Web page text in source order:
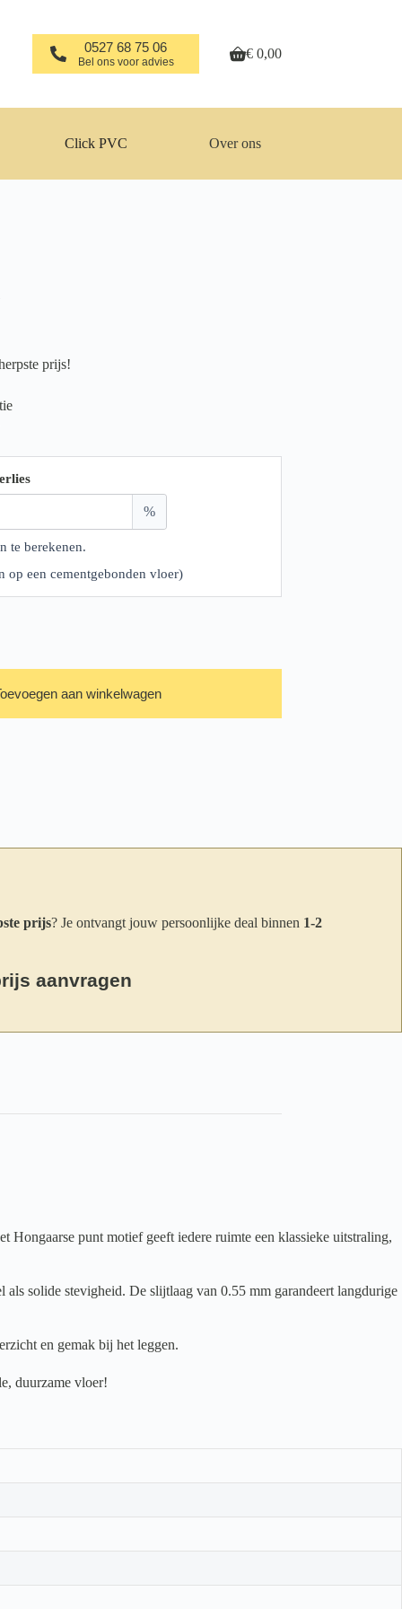
0527 68 75 06
Bel ons voor advies Winkelwagen
€0,00
Click PVC Over ons
prijs!
%
te berekenen.
op een cementgebonden vloer)
aan winkelwagen
prijs? Je ontvangt jouw persoonlijke deal binnen 1-2
aanvragen
punt motief geeft iedere ruimte een klassieke uitstraling,
solide stevigheid. De slijtlaag van 0.55 mm garandeert langdurige
en gemak bij het leggen.
duurzame vloer!